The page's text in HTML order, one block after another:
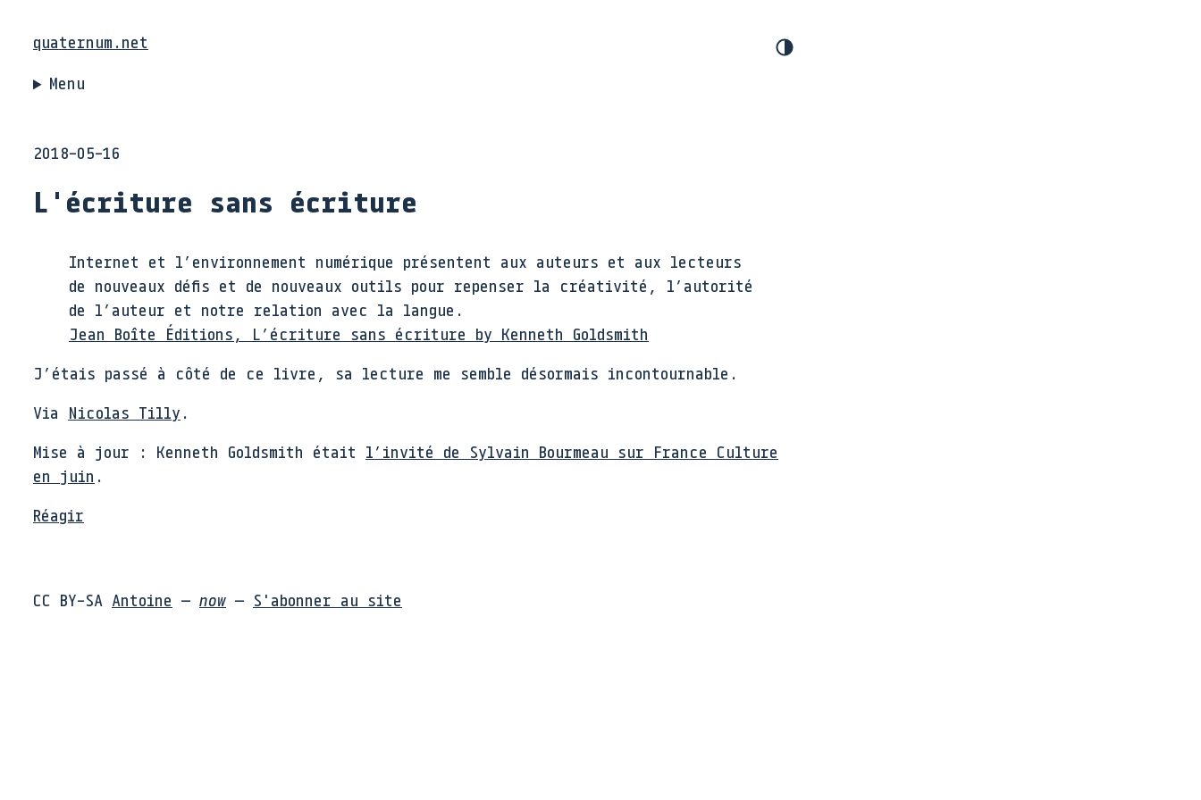
quaternum.net
Menu
2018-05-16
L'écriture sans écriture
Internet et l’environnement numérique présentent aux auteurs et aux lecteurs
de nouveaux défis et de nouveaux outils pour repenser la créativité, l’autorité
de l’auteur et notre relation avec la langue.
Jean Boîte Éditions, L’écriture sans écriture by Kenneth Goldsmith
J’étais passé à côté de ce livre, sa lecture me semble désormais incontournable.
Via Nicolas Tilly .
Mise à jour : Kenneth Goldsmith était l’invité de Sylvain Bourmeau sur France Culture
en juin .
Réagir
CC BY-SA Antoine — now — S'abonner au site